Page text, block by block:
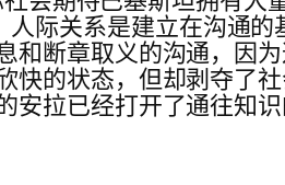
际关系是建立在沟通
断章取义的沟通，因
的状态，但却剥夺了
拉已经打开了通往知